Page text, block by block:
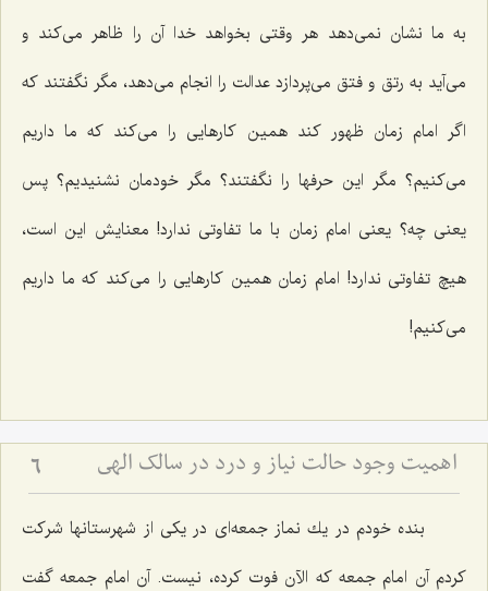
به ما نشان نمی‌دهد هر وقتی بخواهد خدا آن را ظاهر می‌كند و
می‌آید به رتق و فتق می‌پردازد عدالت را انجام می‌دهد، مگر نگفتند كه
اگر امام زمان ظهور كند همین كارهایی‌ را می‌كند كه ما داریم
می‌كنیم؟ مگر این حرفها را نگفتند؟ مگر خودمان نشنیدیم؟ پس
یعنی چه؟ یعنی امام زمان با ما تفاوتی ندارد! معنایش این است،
هیچ تفاوتی ندارد! امام زمان همین كارهایی را می‌كند كه ما داریم
می‌كنیم!
اهمیت وجود حالت نیاز و درد در سالک الهی 6
بنده خودم در یك نماز جمعه‌ای در یكی از شهرستانها شركت
كردم آن امام جمعه كه الآن فوت كرده، نیست. آن امام جمعه گفت